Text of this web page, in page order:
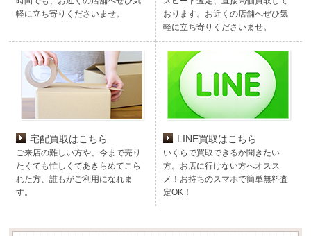
軽に立ち寄りくださいませ。
おります。お近くの店舗へぜひ気
軽に立ち寄りくださいませ。
宅配買取はこちら
ご来店の難しい方や、今まで売り
たくても忙しくてあきらめてこら
れた方、誰もがご利用になれま
す。
LINE買取はこちら
いくらで買取できるか聞きたい
方。お店に行けない方へオスス
メ！お持ちのスマホで簡単無料査
定OK！